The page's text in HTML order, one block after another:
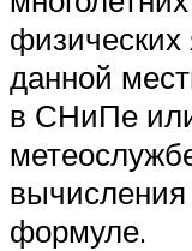
данной
в СНиПе
вычисления
формуле.